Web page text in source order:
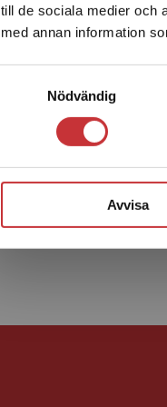
till de sociala medier och
med annan information
Nödvändig
Avvisa